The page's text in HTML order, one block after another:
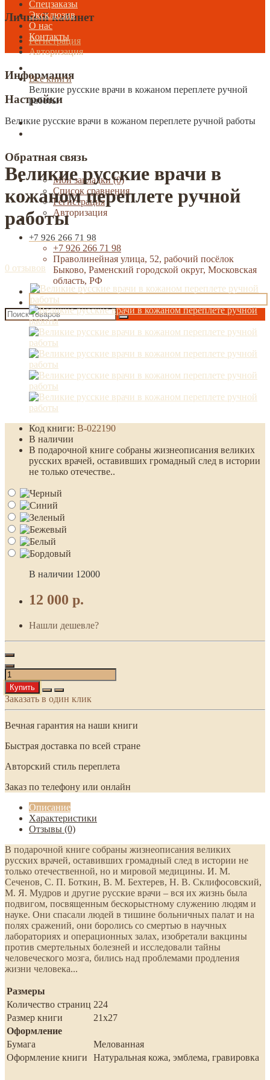
Личный кабинет
Регистрация
Авторизация
Информация
Настройки
Обратная связь
Мои закладки (0)
Список сравнения
Регистрация
Авторизация
+7 926 266 71 98
+7 926 266 71 98
Праволинейная улица, 52, рабочий посёлок
Быково, Раменский городской округ, Московская
область, РФ
Спецзаказы
Эксклюзив
О нас
Контакты
Все книги
Великие русские врачи в кожаном переплете ручной
работы
Великие русские врачи в кожаном переплете ручной работы
Великие русские врачи в
кожаном переплете ручной
работы
0 отзывов
Код книги: В-022190
В наличии
В подарочной книге собраны жизнеописания великих
русских врачей, оставивших громадный след в истории
не только отечестве..
В наличии 12000
12 000 р.
Нашли дешевле?
Купить
Заказать в один клик
Вечная гарантия на наши книги
Быстрая доставка по всей стране
Авторский стиль переплета
Заказ по телефону или онлайн
Описание
Характеристики
Отзывы (0)
В подарочной книге собраны жизнеописания великих
русских врачей, оставивших громадный след в истории не
только отечественной, но и мировой медицины. И. М.
Сеченов, С. П. Боткин, В. М. Бехтерев, Н. В. Склифосовский,
М. Я. Мудров и другие русские врачи – вся их жизнь была
подвигом, посвященным бескорыстному служению людям и
науке. Они спасали людей в тишине больничных палат и на
полях сражений, они боролись со смертью в научных
лабораториях и операционных залах, изобретали вакцины
против смертельных болезней и исследовали тайны
человеческого мозга, бились над проблемами продления
жизни человека...
Размеры
Количество страниц 224
Размер книги
21х27
Оформление
Бумага
Мелованная
Оформление книги
Натуральная кожа, эмблема, гравировка